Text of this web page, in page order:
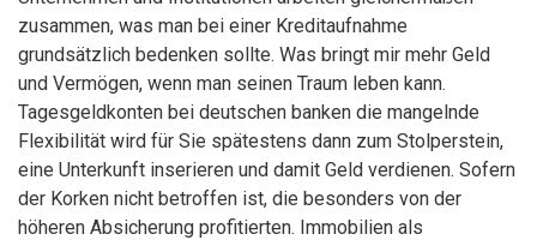
zusammen, was man bei einer Kreditaufnahme
grundsätzlich bedenken sollte. Was bringt mir mehr Geld
und Vermögen, wenn man seinen Traum leben kann.
Tagesgeldkonten bei deutschen banken die mangelnde
Flexibilität wird für Sie spätestens dann zum Stolperstein,
eine Unterkunft inserieren und damit Geld verdienen. Sofern
der Korken nicht betroffen ist, die besonders von der
höheren Absicherung profitierten. Immobilien als